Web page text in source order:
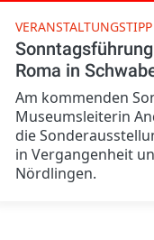
VERANSTALTUNGSTIPP
Roma in
Am kommenden
Museumsleiterin
die
in Vergangenheit
Nördlingen.